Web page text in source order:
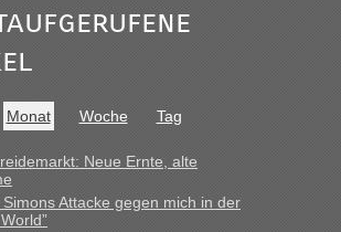
finde man hätte trotzdem im Text gleich
gemeint ...
immer ...
aber immer angezeigt "auf dieser
nicht"
Monat Woche Tag
Neue Ernte, alte
Attacke gegen mich in der